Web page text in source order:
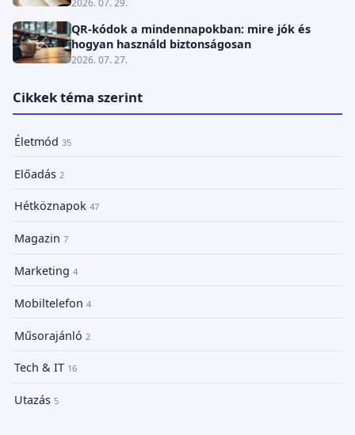
2026. 07. 29.
QR-kódok a mindennapokban: mire jók és
hogyan használd biztonságosan
2026. 07. 27.
Cikkek téma szerint
Életmód 35
Előadás 2
Hétköznapok 47
Magazin 7
Marketing 4
Mobiltelefon 4
Műsorajánló 2
Tech & IT 16
Utazás 5